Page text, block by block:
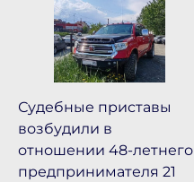
Судебные приставы
возбудили в
отношении 48-летнего
предпринимателя 21